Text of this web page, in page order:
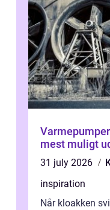
Varmepumper
mest muligt
31 july 2026
inspiration
Når kloakken